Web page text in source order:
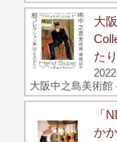
大
た
大阪中之島美術館
「
か